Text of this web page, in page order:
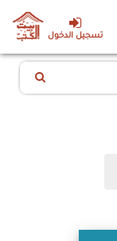
تسجيل الدخول